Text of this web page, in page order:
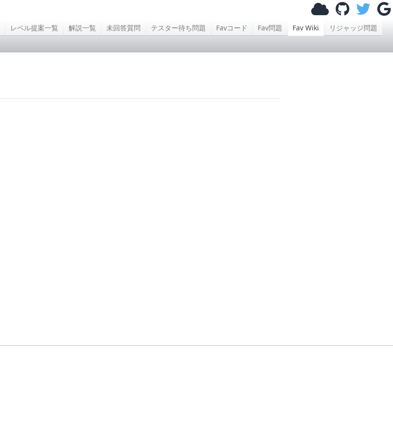
レベル提案一覧 解説一覧 未回答質問 テスター待ち問題 Favコード Fav問題 Fav Wiki
リジャッジ問題